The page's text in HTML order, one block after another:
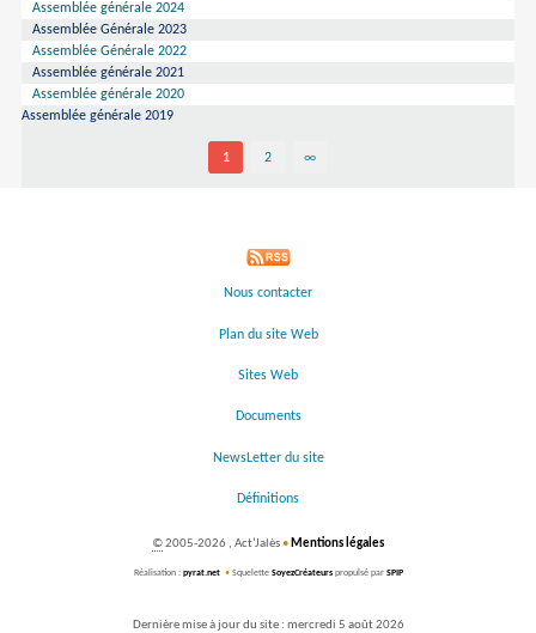
Assemblée générale 2024
Assemblée Générale 2023
Assemblée Générale 2022
Assemblée générale 2021
Assemblée générale 2020
Assemblée générale 2019
1 2 ∞
Nous contacter
Plan du site Web
Sites Web
Documents
NewsLetter du site
Définitions
©2005-2026 , Act’Jalès• Mentions légales
Réalisation : pyrat.net •Squelette SoyezCréateurspropulsé par SPIP
Dernière mise à jour du site : mercredi 5 août 2026